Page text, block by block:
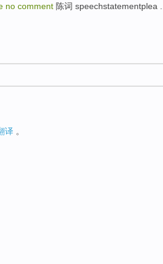
no comment 陈词 speechstatementplea ...
译 。